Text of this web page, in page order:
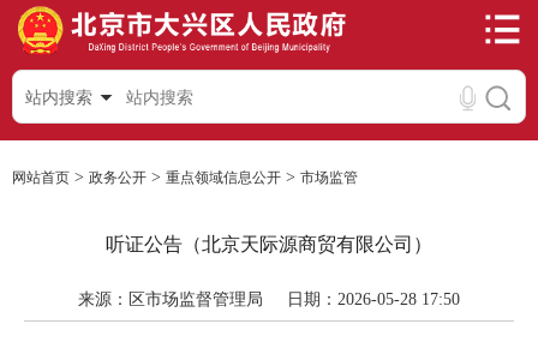
站内搜索
网站首页 > 政务公开 > 重点领域信息公开 > 市场监管
听证公告（北京天际源商贸有限公司）
来源：区市场监督管理局 日期：2026-05-28 17:50